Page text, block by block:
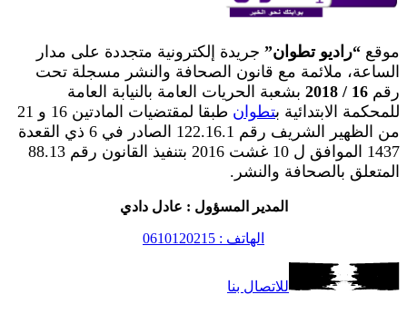
موقع “راديو تطوان” جريدة إلكترونية متجددة على مدار
الساعة، ملائمة مع قانون الصحافة والنشر مسجلة تحت
رقم 16 / 2018
بشعبة الحريات العامة بالنيابة العامة
للمحكمة الابتدائية بتطوان
طبقا لمقتضيات المادتين 16 و 21
من الظهير الشريف رقم 122.16.1 الصادر في 6 ذي القعدة
1437 الموافق ل 10 غشت 2016 بتنفيذ القانون رقم 88.13
المتعلق بالصحافة والنشر.
المدير المسؤول : عادل دادي
الهاتف : 0610120215
للاتصال بنا